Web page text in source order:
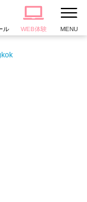
ル WEB体験 MENU